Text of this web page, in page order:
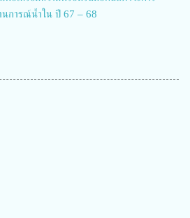
นการณ์น้ำใน ปี 67 – 68